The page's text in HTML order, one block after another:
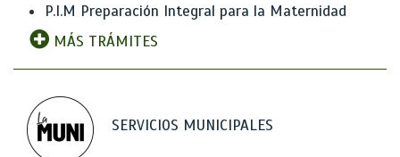
P.I.M Preparación Integral para la Maternidad
MÁS TRÁMITES
SERVICIOS MUNICIPALES